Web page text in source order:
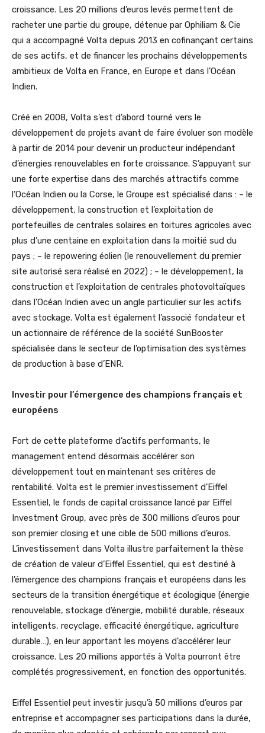
croissance. Les 20 millions d’euros levés permettent de
racheter une partie du groupe, détenue par Ophiliam & Cie
qui a accompagné Volta depuis 2013 en cofinançant certains
de ses actifs, et de financer les prochains développements
ambitieux de Volta en France, en Europe et dans l’Océan
Indien.
Créé en 2008, Volta s’est d’abord tourné vers le
développement de projets avant de faire évoluer son modèle
à partir de 2014 pour devenir un producteur indépendant
d’énergies renouvelables en forte croissance. S’appuyant sur
une forte expertise dans des marchés attractifs comme
l’Océan Indien ou la Corse, le Groupe est spécialisé dans : – le
développement, la construction et l’exploitation de
portefeuilles de centrales solaires en toitures agricoles avec
plus d’une centaine en exploitation dans la moitié sud du
pays ; – le repowering éolien (le renouvellement du premier
site autorisé sera réalisé en 2022) ; – le développement, la
construction et l’exploitation de centrales photovoltaïques
dans l’Océan Indien avec un angle particulier sur les actifs
avec stockage. Volta est également l’associé fondateur et
un actionnaire de référence de la société SunBooster
spécialisée dans le secteur de l’optimisation des systèmes
de production à base d’ENR.
Investir pour l’émergence des champions français et
européens
Fort de cette plateforme d’actifs performants, le
management entend désormais accélérer son
développement tout en maintenant ses critères de
rentabilité. Volta est le premier investissement d’Eiffel
Essentiel, le fonds de capital croissance lancé par Eiffel
Investment Group, avec près de 300 millions d’euros pour
son premier closing et une cible de 500 millions d’euros.
L’investissement dans Volta illustre parfaitement la thèse
de création de valeur d’Eiffel Essentiel, qui est destiné à
l’émergence des champions français et européens dans les
secteurs de la transition énergétique et écologique (énergie
renouvelable, stockage d’énergie, mobilité durable, réseaux
intelligents, recyclage, efficacité énergétique, agriculture
durable…), en leur apportant les moyens d’accélérer leur
croissance. Les 20 millions apportés à Volta pourront être
complétés progressivement, en fonction des opportunités.
Eiffel Essentiel peut investir jusqu’à 50 millions d’euros par
entreprise et accompagner ses participations dans la durée,